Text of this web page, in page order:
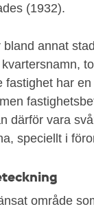
(1932).
annat
fastighet har
därför vara
speciellt i
område